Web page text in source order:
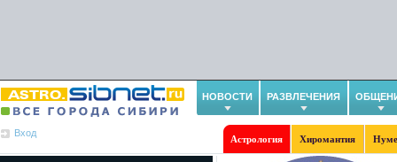
НОВОСТИ РАЗВЛЕЧЕНИЯ
Вход
Астрология Хиромантия